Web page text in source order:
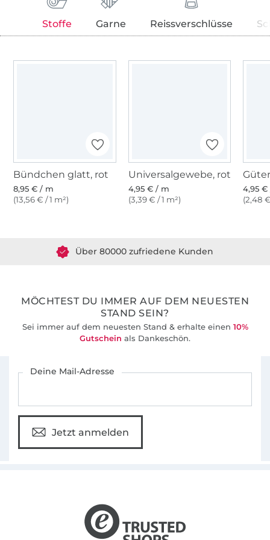
Stoffe Garne Reissverschlüsse
Bündchen glatt, rot
8,95 € / m
(13,56 € / 1 m²)
Universalgewebe, rot
4,95 € / m
(3,39 € / 1 m²)
4,95 €
(2,48
Über 80000 zufriedene Kunden
MÖCHTEST DU IMMER AUF DEM NEUESTEN
STAND SEIN?
Sei immer auf dem neuesten Stand & erhalte einen 10%
Gutschein als Dankeschön.
Deine Mail-Adresse
Jetzt anmelden